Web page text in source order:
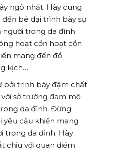
ngô nhất. Hãy cung
bé dại trình bày sự
người trong da đình
hoạt cồn hoạt cồn
mang đến đồ
kịch…
bởi trình bày đậm chất
sở trường đam mê
da đình. Đừng
yêu cầu khiến mang
trong da đình. Hãy
chiu với quan điểm